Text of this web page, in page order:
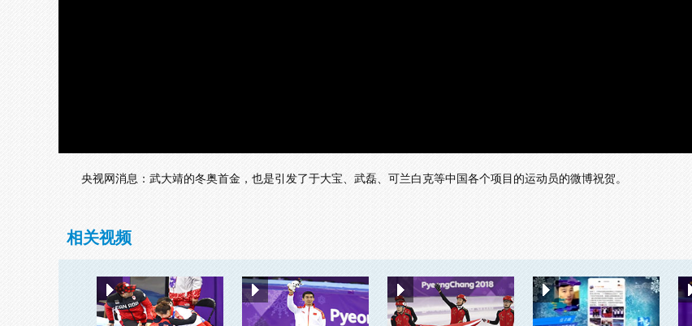
央视网消息：武大靖的冬奥首金，也是引发了于大宝、武磊、可兰白克等中国各个项目的运动员的微博祝贺。
相关视频